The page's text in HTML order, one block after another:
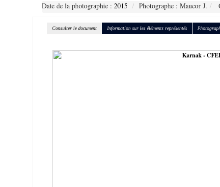
Date de la photographie : 2015 Photographe : Maucor J.
Consulter le document Information sur les éléments représentés